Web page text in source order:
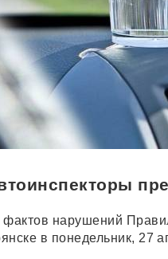
фактов нарушений
в понедельник, 27